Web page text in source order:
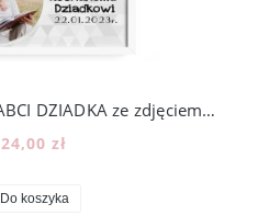
Prezent na dzień BABCI DZIADKA ze zdjęciem - wzór BD26
24,00 zł
Do koszyka